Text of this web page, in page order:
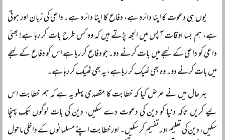
یوں ہی دعوت کا اپنا دائرہ ہے، دفاع کا اپنا دائرہ ہے۔ داعی کی زبان اور ہوتی
ہے، ہم بسا اوقات آپس میں الجھ پڑتے ہیں کہ وہ کس طرح بات کر رہا ہے! بھئی
داعی کو داعی کے لہجے میں بات کرنے دو۔ جو دفاع کر رہا ہے اس کو دفاع کے لہجے
میں بات کرنے دو۔ وہ بھی ٹھیک کر رہا ہے، یہ بھی ٹھیک کر رہا ہے۔
بہرحال میں نے عرض کیا کہ خطابت کا مقصدی پہلو یہ ہے کہ ہم خطابت اس
لیے کریں تاکہ دنیا کو دین کی دعوت دے سکیں، دین کی بات لوگوں تک پہنچا
سکیں، دین کی تعلیم اور تفہیم کر سکیں۔ اور خطابت اپنے مسلمانوں کے داخلی ماحول